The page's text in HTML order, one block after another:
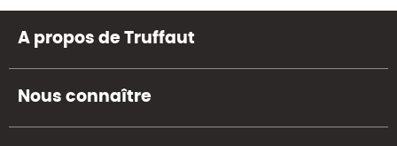
A propos de Truffaut
Nous connaître